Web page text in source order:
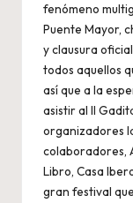
fenómeno
Puente Mayor,
y clausura
todos aquellos
así que a la
asistir al II
organizadores
colaboradores,
Libro, Casa
gran festival